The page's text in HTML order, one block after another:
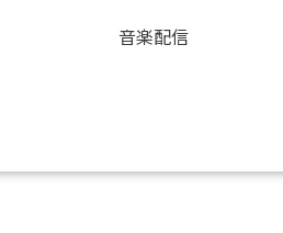
音楽配信